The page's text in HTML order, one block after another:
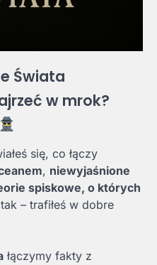
Świata
w mrok?
się, co łączy
, niewyjaśnione
spiskowe, o których
– trafiłeś w dobre
łączymy fakty z